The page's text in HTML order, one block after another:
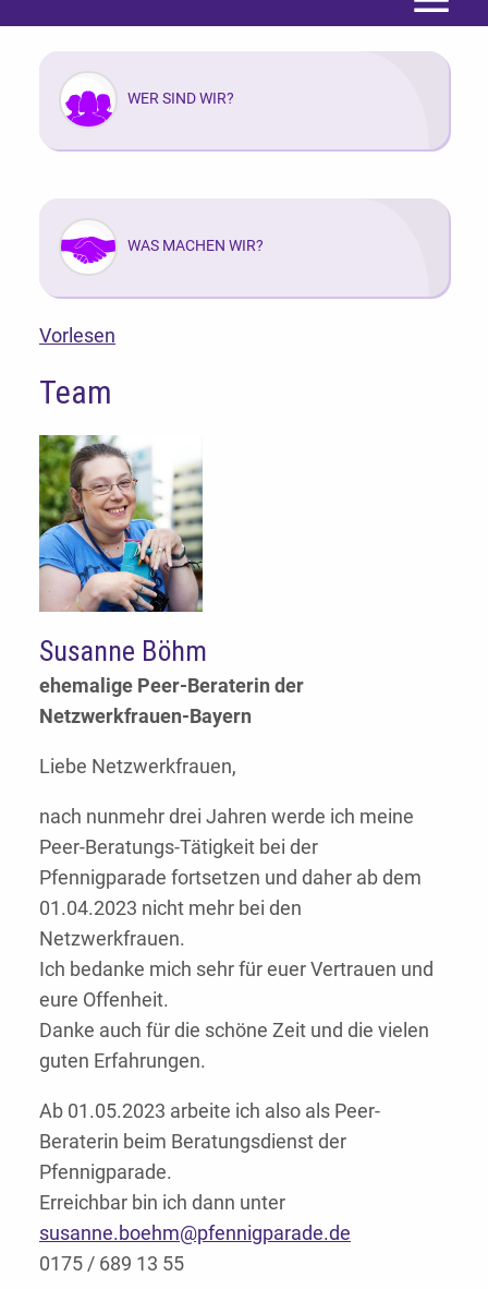
Menü
WER SIND WIR?
WAS MACHEN WIR?
Vorlesen
Team
Susanne Böhm
ehemalige Peer-Beraterin der
Netzwerkfrauen-Bayern
Liebe Netzwerkfrauen,
nach nunmehr drei Jahren werde ich meine
Peer-Beratungs-Tätigkeit bei der
Pfennigparade fortsetzen und daher ab dem
01.04.2023 nicht mehr bei den
Netzwerkfrauen.
Ich bedanke mich sehr für euer Vertrauen und
eure Offenheit.
Danke auch für die schöne Zeit und die vielen
guten Erfahrungen.
Ab 01.05.2023 arbeite ich also als Peer-
Beraterin beim Beratungsdienst der
Pfennigparade.
Erreichbar bin ich dann unter
susanne.boehm@pfennigparade.de
0175 / 689 13 55